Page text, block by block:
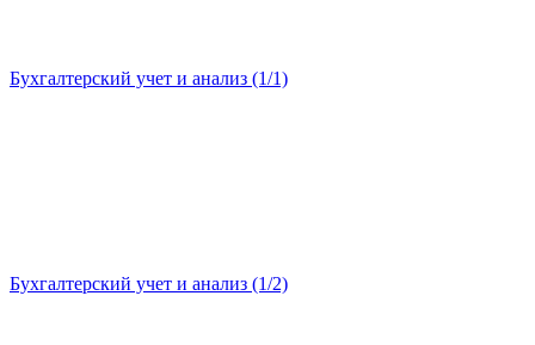
Бухгалтерский учет и анализ (1/1)
Бухгалтерский учет и анализ (1/2)